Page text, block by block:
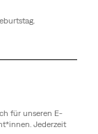
für unseren E-
Jederzeit